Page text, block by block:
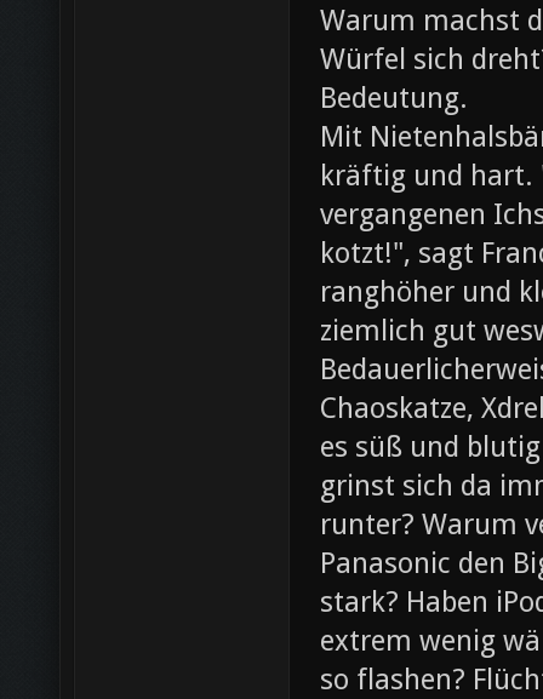
Warum machst
Würfel sich
Bedeutung.
Mit
kräftig und hart.
vergangenen
kotzt!", sagt
ranghöher und
ziemlich gut
Chaoskatze,
es süß und
grinst sich da
runter? Warum
Panasonic den
stark? Haben
extrem wenig
so flashen?